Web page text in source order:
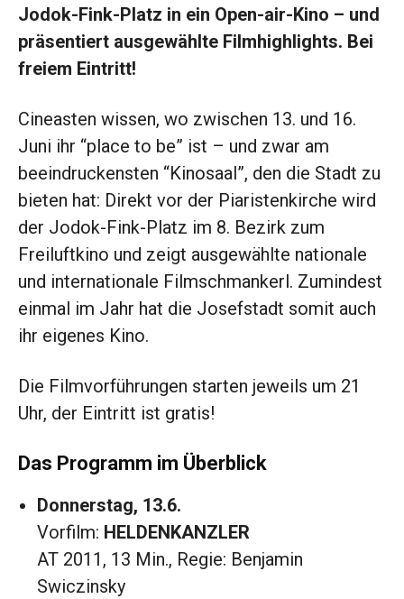
Jodok-Fink-Platz in ein Open-air-Kino – und
präsentiert ausgewählte Filmhighlights. Bei
freiem Eintritt!
Cineasten wissen, wo zwischen 13. und 16.
Juni ihr “place to be” ist – und zwar am
beeindruckensten “Kinosaal”, den die Stadt zu
bieten hat: Direkt vor der Piaristenkirche wird
der Jodok-Fink-Platz im 8. Bezirk zum
Freiluftkino und zeigt ausgewählte nationale
und internationale Filmschmankerl. Zumindest
einmal im Jahr hat die Josefstadt somit auch
ihr eigenes Kino.
Die Filmvorführungen starten jeweils um 21
Uhr, der Eintritt ist gratis!
Das Programm im Überblick
Donnerstag, 13.6.
Vorfilm: HELDENKANZLER
AT 2011, 13 Min., Regie: Benjamin
Swiczinsky